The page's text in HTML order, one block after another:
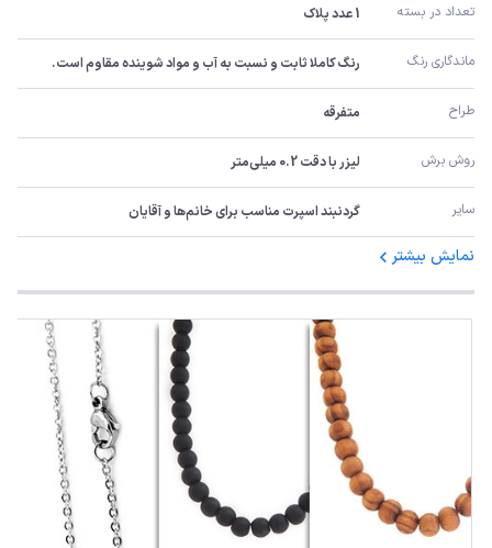
تعداد در بسته 1 عدد پلاک
ماندگاری رنگ رنگ کاملا ثابت و نسبت به آب و مواد شوینده مقاوم است.
طراح متفرقه
روش برش لیزر با دقت 0.2 میلی‌متر
سایر گردنبند اسپرت مناسب برای خانم‌ها و آقایان
نمایش بیشتر